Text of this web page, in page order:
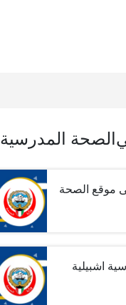
الصحة المدرسية
موقع الصحة
اشبيلية